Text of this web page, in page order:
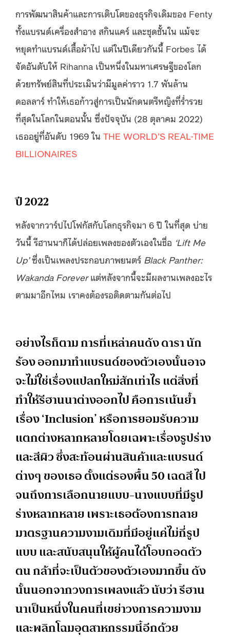
การพัฒนาสินค้าและการเติบโตของธุรกิจเดิมของ Fenty
ทั้งแบรนด์เครื่องสำอาง สกินแคร์ และชุดชั้นใน แม้จะ
หยุดทำแบรนด์เสื้อผ้าไป แต่ในปีเดียวกันนี้ Forbes ได้
จัดอันดับให้ Rihanna เป็นหนึ่งในมหาเศรษฐีของโลก
ด้วยทรัพย์สินที่ประเมินว่ามีมูลค่าราว 1.7 พันล้าน
ดอลลาร์ ทำให้เธอก้าวสู่การเป็นนักดนตรีหญิงที่ร่ำรวย
ที่สุดในโลกในตอนนั้น ซึ่งปัจจุบัน (28 ตุลาคม 2022)
เธออยู่ที่อันดับ 1969 ใน THE WORLD’S REAL-TIME
BILLIONAIRES
ปี 2022
หลังจากวาร์ปไปโฟกัสกับโลกธุรกิจมา 6 ปี ในที่สุด บ่าย
วันนี้ รีฮานนาก็ได้ปล่อยเพลงของตัวเองในชื่อ ‘Lift Me
Up’ซึ่งเป็นเพลงประกอบภาพยนตร์ Black Panther:
Wakanda Foreverแต่หลังจากนี้จะมีผลงานเพลงอะไร
ตามมาอีกไหม เราคงต้องรอติดตามกันต่อไป
อย่างไรก็ตาม การที่เหล่าคนดัง ดารา นัก
ร้อง ออกมาทำแบรนด์ของตัวเองนั้นอาจ
จะไม่ใช่เรื่องแปลกใหม่สักเท่าไร แต่สิ่งที่
ทำให้รีฮานนาต่างออกไป คือการเน้นย้ำ
เรื่อง ‘Inclusion’ หรือการยอมรับความ
แตกต่างหลากหลายโดยเฉพาะเรื่องรูปร่าง
และสีผิว ซึ่งสะท้อนผ่านสินค้าและแบรนด์
ต่างๆ ของเธอ ตั้งแต่รองพื้น 50 เฉดสี ไป
จนถึงการเลือกนายแบบ-นางแบบที่มีรูป
ร่างหลากหลาย เพราะเธอต้องการทลาย
มาตรฐานความงามเดิมที่มีอยู่แค่ไม่กี่รูป
แบบ และสนับสนุนให้ผู้คนได้โอบกอดตัว
ตน กล้าที่จะเป็นตัวของตัวเองมากขึ้น ดัง
นั้นนอกจากวงการเพลงแล้ว นับว่า รีฮาน
นาเป็นหนึ่งในคนที่เขย่าวงการความงาม
และพลิกโฉมอุตสาหกรรมนี้อีกด้วย